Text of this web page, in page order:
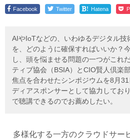
Facebook Twitter ! Hatena
AIやIoTなどの、いわゆるデジタル技
を、どのように確保すればいいか？
し、頭を悩ませる問題の一つがこれ
ティブ協会（BSIA）とCIO賢人倶楽
焦点を合わせたシンポジウムを8月
ディアスポンサーとして協力してお
で聴講できるのでお薦めしたい。
多様化する一方のクラウドサー